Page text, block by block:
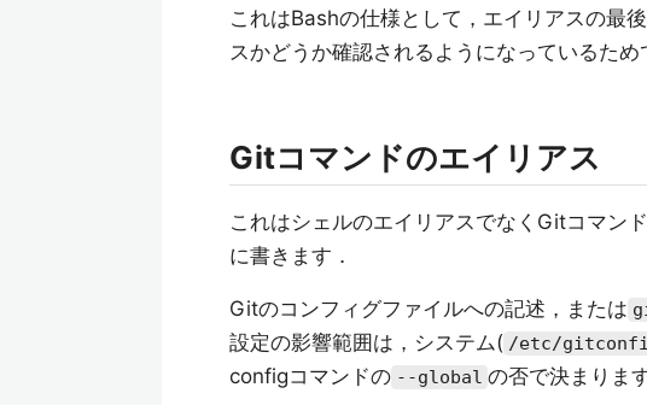
これはBashの仕様として，エイリアスの最
スかどうか確認されるようになっているため
Gitコマンドのエイリアス
これはシェルのエイリアスでなくGitコマン
に書きます．
Gitのコンフィグファイルへの記述，または
設定の影響範囲は，システム( /etc/
configコマンドの --global の否で決まりま